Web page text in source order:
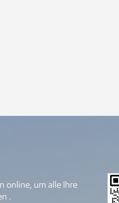
online, um alle Ihre
.